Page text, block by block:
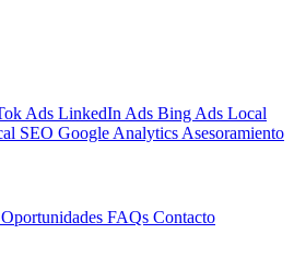
Ads LinkedIn Ads Bing Ads Local
SEO Google Analytics Asesoramiento
Oportunidades FAQs Contacto